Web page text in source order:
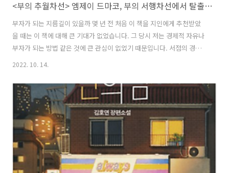
<부의 추월차선> 엠제이 드마코, 부의 서행차선에서 탈출하는 방법
부자가 되는 지름길이 있을까 몇 년 전 처음 이 책을 지인에게 추천받았
을 때는 이 책에 대해 큰 기대가 없었습니다. 그 당시 저는 경제적 자유나
부자가 되는 방법 같은 것에 큰 관심이 없었기 때문입니다. 서점의 경제/
경영 분야에 자리를 차지하고 있는 흔한 책 중 하나이겠거니 했습니다.
낀 이 책의 첫인상이었습니다. 하지만 읽다 보니 그동안 내가 갖고 있던
부자가 되는 방법에 대한 편견과 생각이 깨지고 있었고, 읽으면 읽을수록
흥미로워서 끝까지 완독 했던 기억이 납니다. 세상에는 부자가 될 수 있
는 여러 가지 방법이 있고, 부자의 기준과 부자가 되기까지 걸리는 시간
과 방법은 개인마다 다릅니다. 저자는 본인이 겪어온 경험을 바탕으로 우
리..
2022. 10. 14.